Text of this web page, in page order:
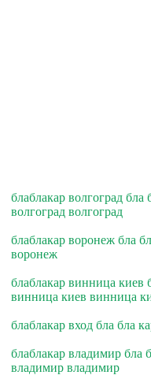
блаблакар волгоград бла
волгоград волгоград
блаблакар воронеж бла
воронеж
блаблакар винница киев
винница киев винница
блаблакар вход бла бла
блаблакар владимир бла
владимир владимир